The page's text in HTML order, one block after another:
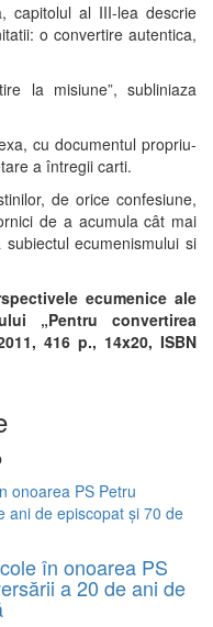
al III-lea descrie
o convertire autentica,
la misiune”, subliniaza
cu documentul propriu-
a întregii carti.
de orice confesiune,
de a acumula cât mai
ecumenismului si
ecumenice ale
„Pentru convertirea
416 p., 14x20, ISBN
în onoarea PS
a 20 de ani de